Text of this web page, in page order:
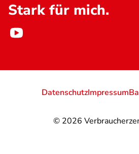
Stark für mich.
© 2026
DatenschutzImpressum